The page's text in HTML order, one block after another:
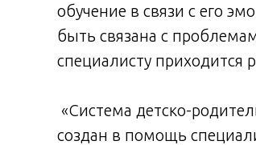
обучение в связи с его
быть связана с
специалисту приходится
«Система детско-
создан в помощь